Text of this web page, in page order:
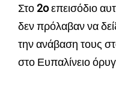
Στο2oεπεισόδιο
δεν πρόλαβαν να
την ανάβαση τους
στο Ευπαλίνειο